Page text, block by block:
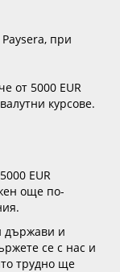
при
от 5000 EUR
курсове.
EUR
още по-
държави и
се с нас и
трудно ще